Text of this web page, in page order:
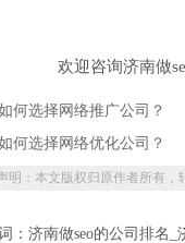
欢迎咨询济南做
何选择网络推广公司？
何选择网络优化公司？
明：本文版权归原作者所有，
：济南做seo的公司排名_